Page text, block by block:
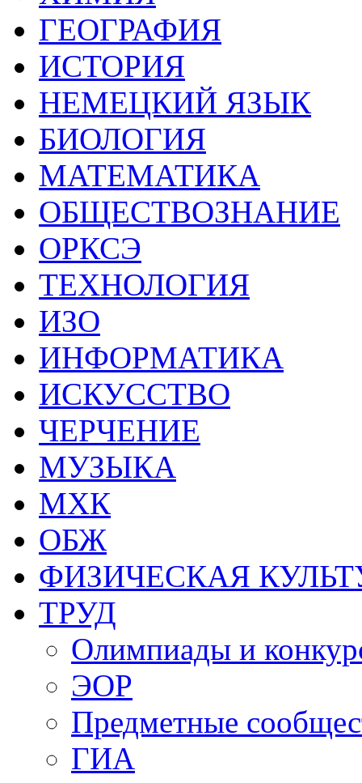
ГЕОГРАФИЯ
ИСТОРИЯ
НЕМЕЦКИЙ ЯЗЫК
БИОЛОГИЯ
МАТЕМАТИКА
ОБЩЕСТВОЗНАНИЕ
ОРКСЭ
ТЕХНОЛОГИЯ
ИЗО
ИНФОРМАТИКА
ИСКУССТВО
ЧЕРЧЕНИЕ
МУЗЫКА
МХК
ОБЖ
ФИЗИЧЕСКАЯ
ТРУД
Олимпиады и
ЭОР
Предметные
ГИА